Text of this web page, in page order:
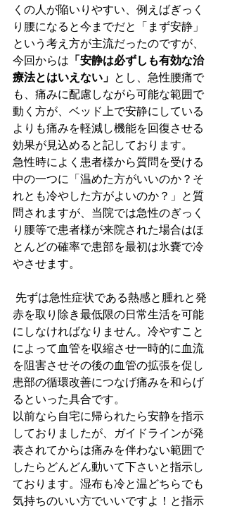
くの人が陥いりやすい、例えばぎっく
り腰になると今までだと「まず安静」
という考え方が主流だったのですが、
今回からは 「安静は必ずしも有効な治
療法とはいえない」 とし、急性腰痛で
も、痛みに配慮しながら可能な範囲で
動く方が、ベッド上で安静にしている
よりも痛みを軽減し機能を回復させる
効果が見込めると記しております。
急性時によく患者様から質問を受ける
中の一つに「温めた方がいいのか？そ
れとも冷やした方がよいのか？」と質
問されますが、当院では急性のぎっく
り腰等で患者様が来院された場合はほ
とんどの確率で患部を最初は氷嚢で冷
やさせます。
赤を取り除き最低限の日常生活を可能
にしなければなりません。冷やすこと
によって血管を収縮させ一時的に血流
を阻害させその後の血管の拡張を促し
患部の循環改善につなげ痛みを和らげ
るといった具合です。
以前なら自宅に帰られたら安静を指示
しておりましたが、ガイドラインが発
表されてからは痛みを伴わない範囲で
したらどんどん動いて下さいと指示し
ております。湿布も冷と温どちらでも
気持ちのいい方でいいですよ！と指示